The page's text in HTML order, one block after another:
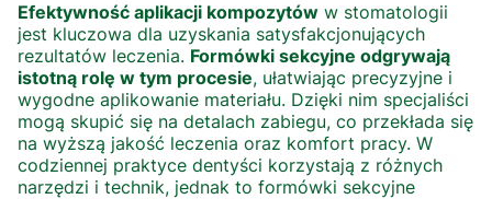
Efektywność aplikacji kompozytów w stomatologii
jest kluczowa dla uzyskania satysfakcjonujących
rezultatów leczenia. Formówki sekcyjne odgrywają
istotną rolę w tym procesie, ułatwiając precyzyjne i
wygodne aplikowanie materiału. Dzięki nim specjaliści
mogą skupić się na detalach zabiegu, co przekłada się
na wyższą jakość leczenia oraz komfort pracy. W
codziennej praktyce dentyści korzystają z różnych
narzędzi i technik, jednak to formówki sekcyjne